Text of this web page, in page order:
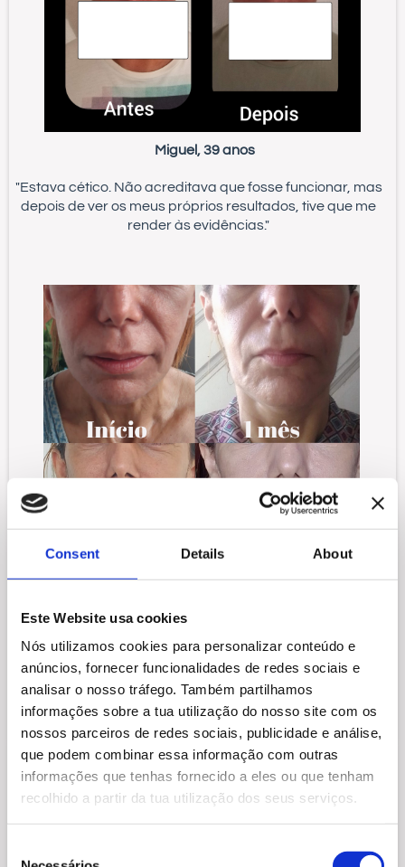
Consent Details About
Este Website usa cookies
Nós utilizamos cookies para personalizar conteúdo e
anúncios, fornecer funcionalidades de redes sociais e
analisar o nosso tráfego. Também partilhamos
informações sobre a tua utilização do nosso site com os
nossos parceiros de redes sociais, publicidade e análise,
que podem combinar essa informação com outras
informações que tenhas fornecido a eles ou que tenham
recolhido a partir da tua utilização dos seus serviços.
Miguel, 39 anos
"Estava cético. Não acreditava que fosse funcionar, mas
depois de ver os meus próprios resultados, tive que me
render às evidências."
Yane, 56 anos
ajudar mulheres na revelação de sua beleza, mas a
ginástica facial faz aflorar característica de
continuidade, fazer um pouco a cada dia; estou
amando. Como costumo dizer: o que não podemos é
parar. Parabéns!"